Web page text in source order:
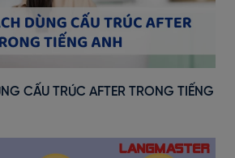
CẤU TRÚC AFTER TRONG TIẾNG